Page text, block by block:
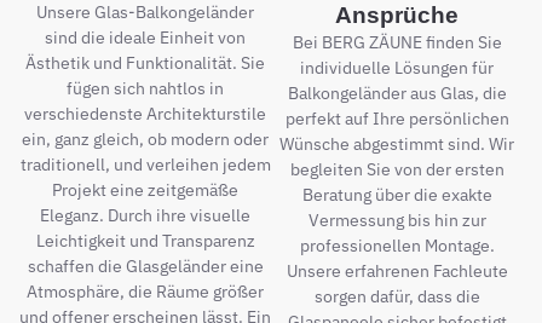
Unsere Glas-Balkongeländer
sind die ideale Einheit von
Ästhetik und Funktionalität. Sie
fügen sich nahtlos in
verschiedenste Architekturstile
ein, ganz gleich, ob modern oder
traditionell, und verleihen jedem
Projekt eine zeitgemäße
Eleganz. Durch ihre visuelle
Leichtigkeit und Transparenz
schaffen die Glasgeländer eine
Atmosphäre, die Räume größer
und offener erscheinen lässt. Ein
Ansprüche
Bei BERG ZÄUNE finden Sie
individuelle Lösungen für
Balkongeländer aus Glas, die
perfekt auf Ihre persönlichen
Wünsche abgestimmt sind. Wir
begleiten Sie von der ersten
Beratung über die exakte
Vermessung bis hin zur
professionellen Montage.
Unsere erfahrenen Fachleute
sorgen dafür, dass die